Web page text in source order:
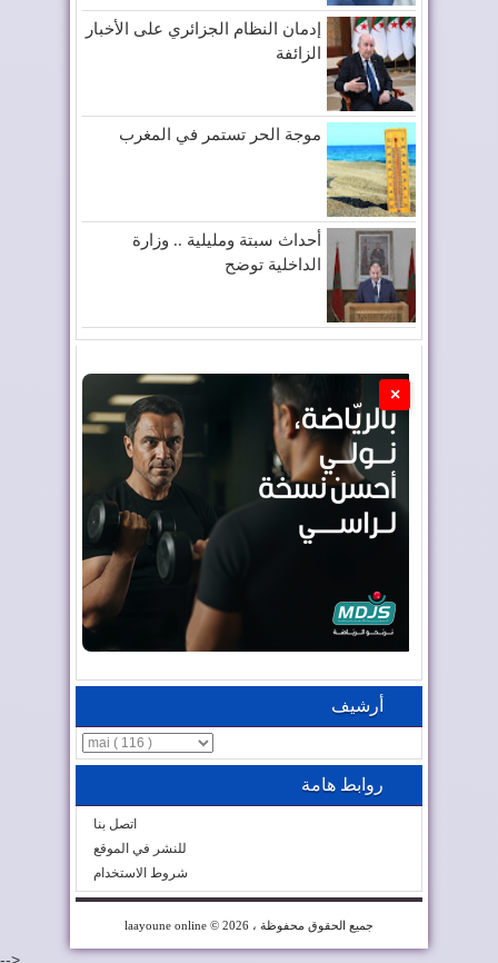
إدمان النظام الجزائري على الأخبار
الزائفة
موجة الحر تستمر في المغرب
أحداث سبتة ومليلية .. وزارة
الداخلية توضح
×
أرشيف
روابط هامة
اتصل بنا
للنشر في الموقع
شروط الاستخدام
laayoune online © 2026 ، جميع الحقوق محفوظة
-->